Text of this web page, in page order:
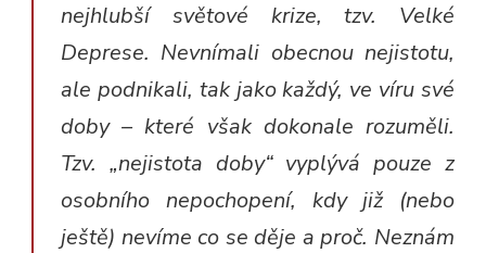
nejhlubší světové krize, tzv. Velké
Deprese. Nevnímali obecnou nejistotu,
ale podnikali, tak jako každý, ve víru své
doby – které však dokonale rozuměli.
Tzv. „nejistota doby“ vyplývá pouze z
osobního nepochopení, kdy již (nebo
ještě) nevíme co se děje a proč. Neznám